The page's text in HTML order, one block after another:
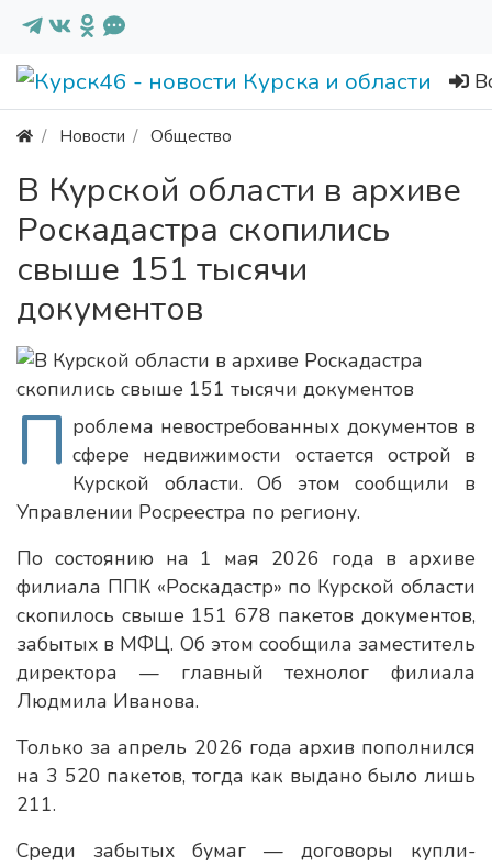
Новости Общество
В Курской области в архиве
Роскадастра скопились
свыше 151 тысячи
документов
П роблема невостребованных документов в
сфере недвижимости остается острой в
Курской области. Об этом сообщили в
Управлении Росреестра по региону.
По состоянию на 1 мая 2026 года в архиве
филиала ППК «Роскадастр» по Курской области
скопилось свыше 151 678 пакетов документов,
забытых в МФЦ. Об этом сообщила заместитель
директора — главный технолог филиала
Людмила Иванова.
Только за апрель 2026 года архив пополнился
на 3 520 пакетов, тогда как выдано было лишь
211.
Среди забытых бумаг — договоры купли-